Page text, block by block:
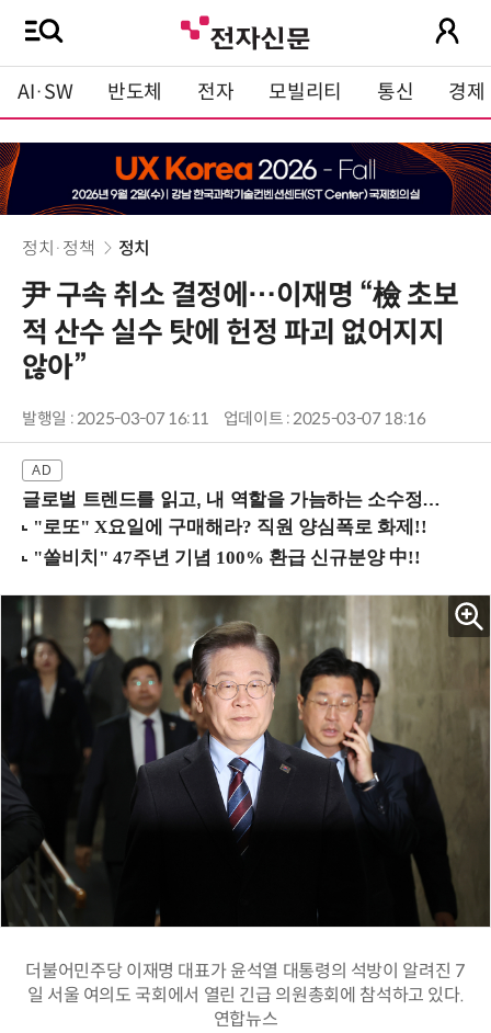
AI·SW 반도체 전자 모빌리티 통신 경제
정치·정책 정치
尹 구속 취소 결정에…이재명 “檢 초보
적 산수 실수 탓에 헌정 파괴 없어지지
않아”
발행일 : 2025-03-07 16:11 업데이트 : 2025-03-07 18:16
글로벌 트렌드를 읽고, 내 역할을 가늠하는 소수정예 실습 워크숍 (8/28 신논현역)
더불어민주당 이재명 대표가 윤석열 대통령의 석방이 알려진 7
일 서울 여의도 국회에서 열린 긴급 의원총회에 참석하고 있다.
연합뉴스